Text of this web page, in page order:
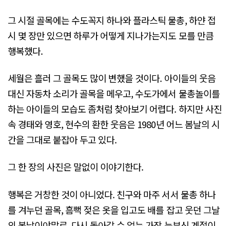
그 시절 골목에는 수도꼭지 하나와 플라스틱 물총, 하얀 접
시 몇 장만 있으면 하루가 어떻게 지나가는지도 모를 만큼
행복했다.
세월은 흘러 그 골목도 많이 변했을 것이다. 아이들의 웃음
대신 자동차 소리가 골목을 메우고, 수도가에서 물총놀이를
하는 아이들의 모습도 좀처럼 찾아보기 어렵다. 하지만 사진
속 경태와 영호, 현수의 환한 웃음은 1980년 어느 봄날의 시
간을 그대로 붙잡아 두고 있다.
그 한 장의 사진은 말없이 이야기한다.
행복은 거창한 것이 아니었다. 친구와 마주 서서 물총 하나
를 겨누던 골목, 흠뻑 젖은 옷을 입고도 배를 잡고 웃던 그날